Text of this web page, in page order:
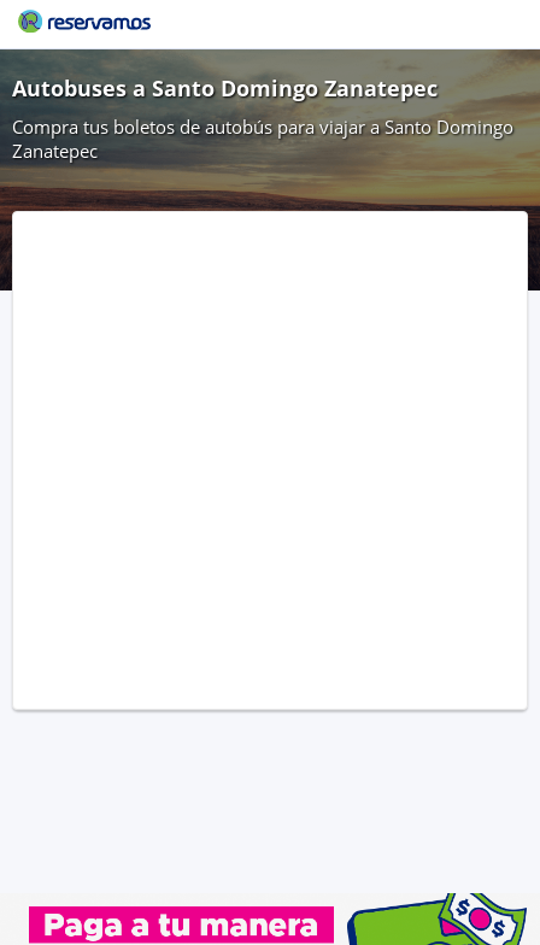
Autobuses a Santo Domingo Zanatepec
Compra tus boletos de autobús para viajar a Santo Domingo
Zanatepec